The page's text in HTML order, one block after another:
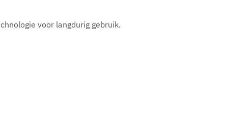
voor langdurig gebruik.